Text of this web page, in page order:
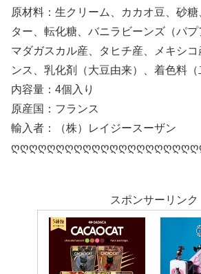
原材料：生クリーム、カカオ豆、砂
ター、転化糖、バニラビーンズ（パプ
マダガスカル産、タヒチ産、メキシ
ンス、乳化剤（大豆由来）、着色料（
内容量：4個入り
原産国：フランス
輸入者：（株）レイジースーザン
スポンサーリンク